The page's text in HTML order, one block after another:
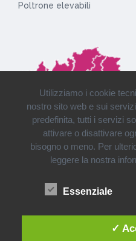
Poltrone elevabili
Installazioni e consegne
Utilizziamo i cookie
nostro sito web e sui
predefinita, tutti i servizi
attivare o disattivare
bisogno o meno. Per
leggere la nostra
Essenziale
✓